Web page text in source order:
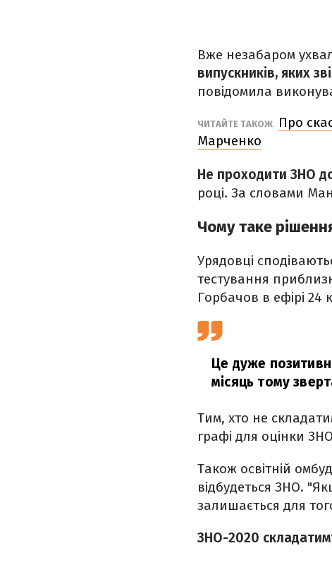
Вже незабаром
випускників, яких
повідомила
ЧИТАЙТЕ ТАКОЖ
Про
Марченко
Не проходити ЗНО
році. За словами
Чому таке
Урядовці
тестування
Горбачов в ефірі 24
Це дуже
місяць тому
Тим, хто не
графі для оцінки
Також освітній
відбудеться ЗНО.
залишається для
ЗНО-2020